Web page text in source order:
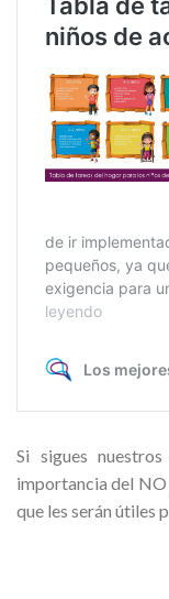
Si sigues
importancia del
que les serán útiles